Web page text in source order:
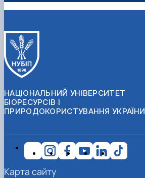
НАЦІОНАЛЬНИЙ УНІВЕРСИТЕТ
БІОРЕСУРСІВ І
ПРИРОДОКОРИСТУВАННЯ УКРАЇНИ
Карта сайту